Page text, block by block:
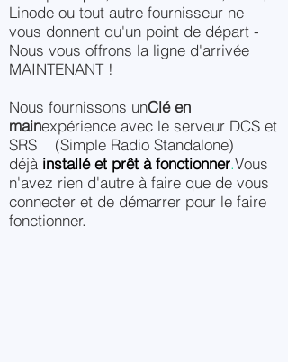
Linode ou tout autre fournisseur ne
vous donnent qu'un point de départ -
Nous vous offrons la ligne d'arrivée
MAINTENANT !
Nous fournissons unClé en
mainexpérience avec le serveur DCS et
SRS (Simple Radio Standalone)
déjà installé et prêt à fonctionner.Vous
n'avez rien d'autre à faire que de vous
connecter et de démarrer pour le faire
fonctionner.